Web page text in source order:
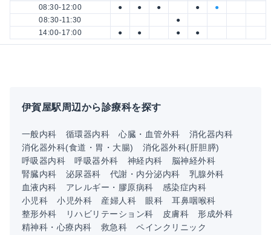
08:30-12:00
● ● ● ●
●
08:30-11:30
●
14:00-17:00
● ● ● ●
伊賀屋駅周辺から診療科を探す
一般内科 循環器内科 心臓・血管外科
消化器内科
消化器外科(食道・胃・大腸)
消化器外科(肝胆膵)
呼吸器内科
呼吸器外科 神経内科
脳神経外科
腎臓内科
泌尿器科 代謝・内分泌内科
乳腺外科
血液内科
アレルギー・膠原病科
感染症内科
小児科
小児外科 産婦人科 眼科
耳鼻咽喉科
整形外科
リハビリテーション科 皮膚科
形成外科
精神科・心療内科
救急科
ペインクリニック